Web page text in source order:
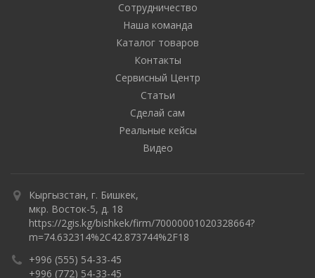
Сотрудничество
Наша команда
Каталог товаров
Контакты
Сервисный Центр
Статьи
Сделай сам
Реальные кейсы
Видео
Кыргызстан, г. Бишкек,
мкр. Восток-5, д. 18
https://2gis.kg/bishkek/firm/70000001020328664?
m=74.632314%2C42.873744%2F18
+996 (555) 54-33-45
+996 (772) 54-33-45